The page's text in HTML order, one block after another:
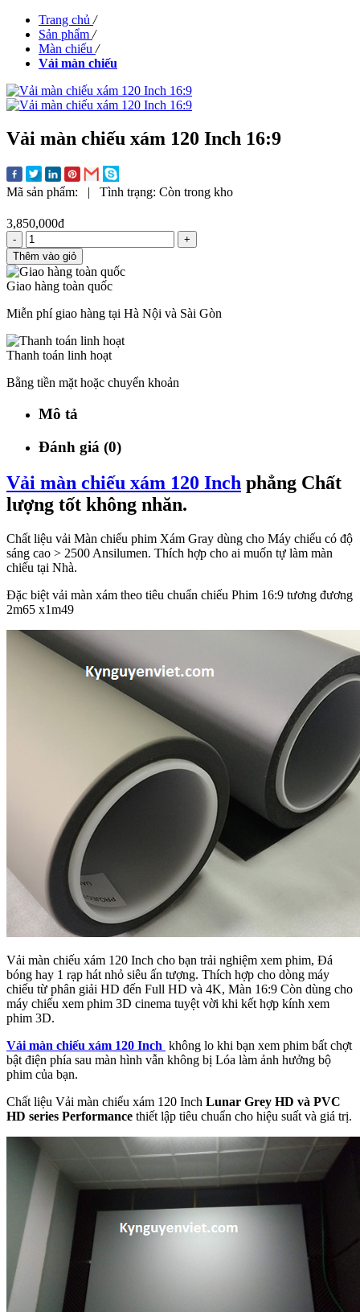
Trang chủ /
Sản phẩm /
Màn chiếu /
Vải màn chiếu
Vải màn chiếu xám 120 Inch 16:9
Mã sản phẩm: | Tình trạng: Còn trong kho
3,850,000đ
-
+
Thêm vào giỏ
Giao hàng toàn quốc
Miễn phí giao hàng tại Hà Nội và Sài Gòn
Thanh toán linh hoạt
Bằng tiền mặt hoặc chuyển khoản
Mô tả
Đánh giá (0)
Vải màn chiếu xám 120 Inch phẳng Chất
lượng tốt không nhăn.
Chất liệu vải Màn chiếu phim Xám Gray dùng cho Máy chiếu có độ
sáng cao > 2500 Ansilumen. Thích hợp cho ai muốn tự làm màn
chiếu tại Nhà.
Đặc biệt vải màn xám theo tiêu chuẩn chiếu Phim 16:9 tương đương
2m65 x1m49
Vải màn chiếu xám 120 Inch cho bạn trải nghiệm xem phim, Đá
bóng hay 1 rạp hát nhỏ siêu ấn tượng. Thích hợp cho dòng máy
chiếu từ phân giải HD đến Full HD và 4K, Màn 16:9 Còn dùng cho
máy chiếu xem phim 3D cinema tuyệt vời khi kết hợp kính xem
phim 3D.
Vải màn chiếu xám 120 Inch không lo khi bạn xem phim bất chợt
bật điện phía sau màn hình vẫn không bị Lóa làm ảnh hưởng bộ
phim của bạn.
Chất liệu Vải màn chiếu xám 120 Inch Lunar Grey HD và PVC
HD series Performance thiết lập tiêu chuẩn cho hiệu suất và giá trị.